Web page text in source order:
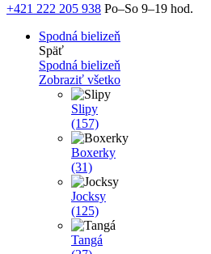
+421 222 205 938 Po–So 9–19 hod.
Spodná bielizeň
Späť
Spodná bielizeň
Zobraziť všetko
Slipy
(157)
Boxerky
(31)
Jocksy
(125)
Tangá